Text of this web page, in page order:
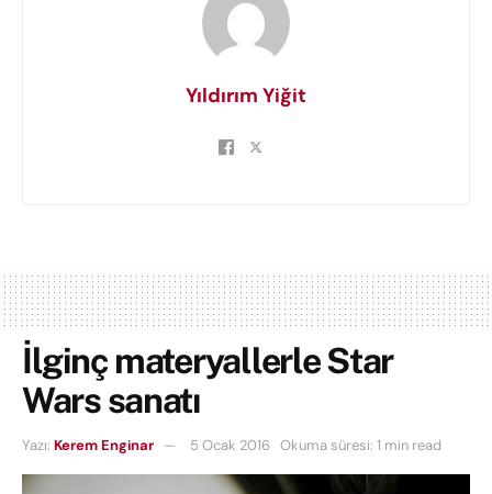
Yıldırım Yiğit
İlginç materyallerle Star
Wars sanatı
Yazı: Kerem Enginar 5 Ocak 2016 Okuma süresi: 1 min read